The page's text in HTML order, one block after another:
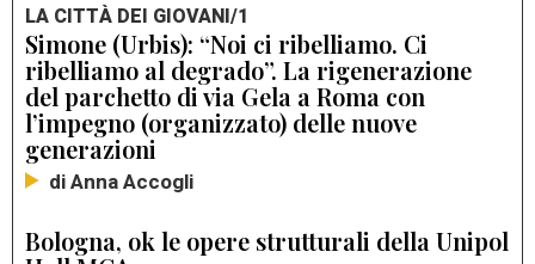
LA CITTÀ DEI GIOVANI/1
Simone (Urbis): “Noi ci ribelliamo. Ci
ribelliamo al degrado”. La rigenerazione
del parchetto di via Gela a Roma con
l’impegno (organizzato) delle nuove
generazioni
di Anna Accogli
Bologna, ok le opere strutturali della Unipol